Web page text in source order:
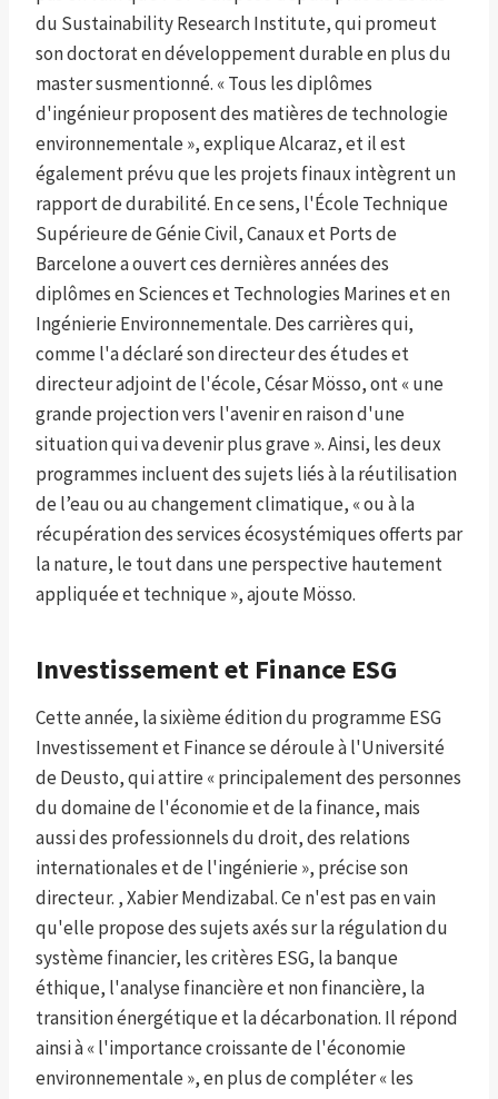
du Sustainability Research Institute, qui promeut
son doctorat en développement durable en plus du
master susmentionné. « Tous les diplômes
d'ingénieur proposent des matières de technologie
environnementale », explique Alcaraz, et il est
également prévu que les projets finaux intègrent un
rapport de durabilité. En ce sens, l'École Technique
Supérieure de Génie Civil, Canaux et Ports de
Barcelone a ouvert ces dernières années des
diplômes en Sciences et Technologies Marines et en
Ingénierie Environnementale. Des carrières qui,
comme l'a déclaré son directeur des études et
directeur adjoint de l'école, César Mösso, ont « une
grande projection vers l'avenir en raison d'une
situation qui va devenir plus grave ». Ainsi, les deux
programmes incluent des sujets liés à la réutilisation
de l’eau ou au changement climatique, « ou à la
récupération des services écosystémiques offerts par
la nature, le tout dans une perspective hautement
appliquée et technique », ajoute Mösso.
Investissement et Finance ESG
Cette année, la sixième édition du programme ESG
Investissement et Finance se déroule à l'Université
de Deusto, qui attire « principalement des personnes
du domaine de l'économie et de la finance, mais
aussi des professionnels du droit, des relations
internationales et de l'ingénierie », précise son
directeur. , Xabier Mendizabal. Ce n'est pas en vain
qu'elle propose des sujets axés sur la régulation du
système financier, les critères ESG, la banque
éthique, l'analyse financière et non financière, la
transition énergétique et la décarbonation. Il répond
ainsi à « l'importance croissante de l'économie
environnementale », en plus de compléter « les